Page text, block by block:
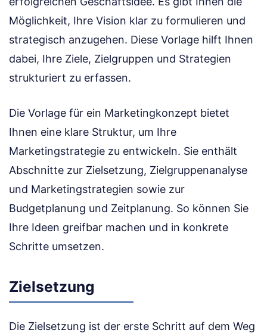
Möglichkeit, Ihre Vision klar zu formulieren und
strategisch anzugehen. Diese Vorlage hilft Ihnen
dabei, Ihre Ziele, Zielgruppen und Strategien
strukturiert zu erfassen.
Die Vorlage für ein Marketingkonzept bietet
Ihnen eine klare Struktur, um Ihre
Marketingstrategie zu entwickeln. Sie enthält
Abschnitte zur Zielsetzung, Zielgruppenanalyse
und Marketingstrategien sowie zur
Budgetplanung und Zeitplanung. So können Sie
Ihre Ideen greifbar machen und in konkrete
Schritte umsetzen.
Zielsetzung
Die Zielsetzung ist der erste Schritt auf dem Weg